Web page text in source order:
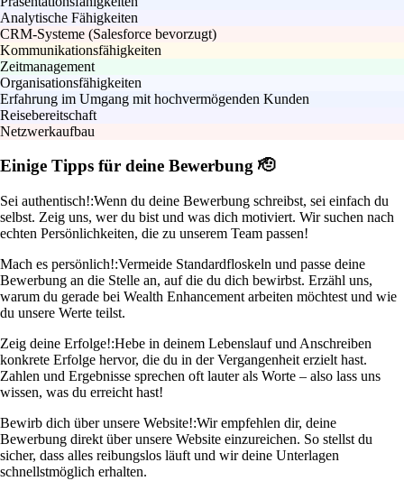
Analytische Fähigkeiten
CRM-Systeme (Salesforce bevorzugt)
Kommunikationsfähigkeiten
Zeitmanagement
Organisationsfähigkeiten
Erfahrung im Umgang mit hochvermögenden Kunden
Reisebereitschaft
Netzwerkaufbau
Einige Tipps für deine Bewerbung 🫡
Sei authentisch!:Wenn du deine Bewerbung schreibst, sei einfach du
selbst. Zeig uns, wer du bist und was dich motiviert. Wir suchen nach
echten Persönlichkeiten, die zu unserem Team passen!
Mach es persönlich!:Vermeide Standardfloskeln und passe deine
Bewerbung an die Stelle an, auf die du dich bewirbst. Erzähl uns,
warum du gerade bei Wealth Enhancement arbeiten möchtest und wie
du unsere Werte teilst.
Zeig deine Erfolge!:Hebe in deinem Lebenslauf und Anschreiben
konkrete Erfolge hervor, die du in der Vergangenheit erzielt hast.
Zahlen und Ergebnisse sprechen oft lauter als Worte – also lass uns
wissen, was du erreicht hast!
Bewirb dich über unsere Website!:Wir empfehlen dir, deine
Bewerbung direkt über unsere Website einzureichen. So stellst du
sicher, dass alles reibungslos läuft und wir deine Unterlagen
schnellstmöglich erhalten.